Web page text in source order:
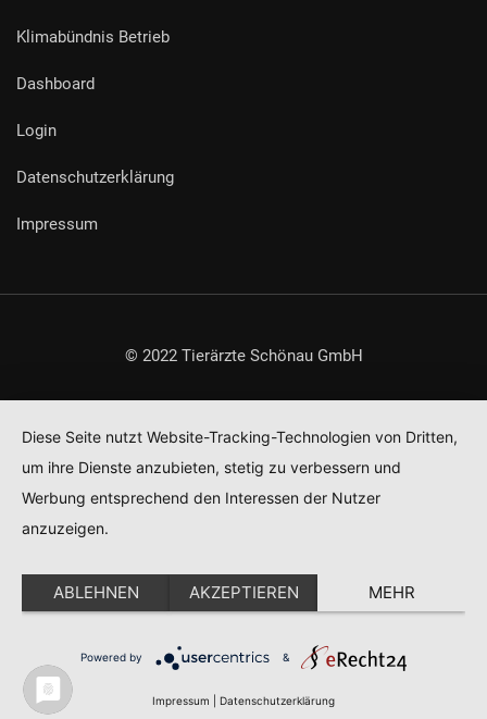
Klimabündnis Betrieb
Dashboard
Login
Datenschutzerklärung
Impressum
© 2022 Tierärzte Schönau GmbH
Diese Seite nutzt Website-Tracking-Technologien von Dritten,
um ihre Dienste anzubieten, stetig zu verbessern und
Werbung entsprechend den Interessen der Nutzer
anzuzeigen.
ABLEHNEN AKZEPTIEREN MEHR
Powered by &
Impressum Datenschutzerklärung